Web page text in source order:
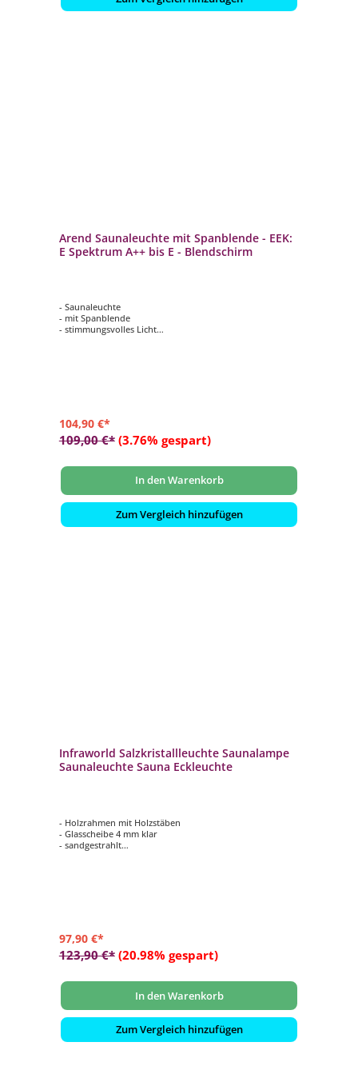
Arend Saunaleuchte mit Spanblende - EEK:
E Spektrum A++ bis E - Blendschirm
- Saunaleuchte
- mit Spanblende
- stimmungsvolles Licht
104,90 €*
109,00 €* (3.76% gespart)
In den Warenkorb
Zum Vergleich hinzufügen
Infraworld Salzkristallleuchte Saunalampe
Saunaleuchte Sauna Eckleuchte
- Holzrahmen mit Holzstäben
- Glasscheibe 4 mm klar
- sandgestrahlt
97,90 €*
123,90 €* (20.98% gespart)
In den Warenkorb
Zum Vergleich hinzufügen